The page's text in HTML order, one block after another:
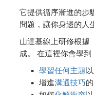
它提供循序漸進的步
問題，讓你身邊的人
山達基線上研修根據
成。 在這裡你會學到
學習任何主題
增進溝通技巧